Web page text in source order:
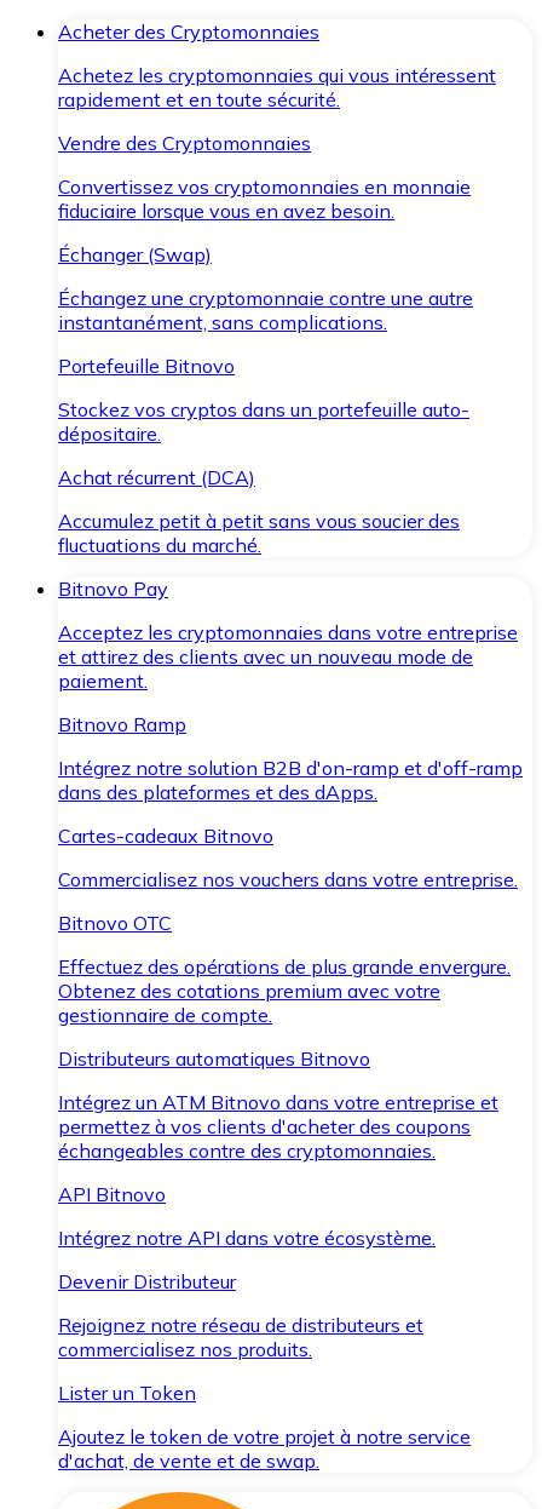
Acheter des Cryptomonnaies
Achetez les cryptomonnaies qui vous intéressent
rapidement et en toute sécurité.
Vendre des Cryptomonnaies
Convertissez vos cryptomonnaies en monnaie
fiduciaire lorsque vous en avez besoin.
Échanger (Swap)
Échangez une cryptomonnaie contre une autre
instantanément, sans complications.
Portefeuille Bitnovo
Stockez vos cryptos dans un portefeuille auto-
dépositaire.
Achat récurrent (DCA)
Accumulez petit à petit sans vous soucier des
fluctuations du marché.
Bitnovo Pay
Acceptez les cryptomonnaies dans votre entreprise
et attirez des clients avec un nouveau mode de
paiement.
Bitnovo Ramp
Intégrez notre solution B2B d'on-ramp et d'off-ramp
dans des plateformes et des dApps.
Cartes-cadeaux Bitnovo
Commercialisez nos vouchers dans votre entreprise.
Bitnovo OTC
Effectuez des opérations de plus grande envergure.
Obtenez des cotations premium avec votre
gestionnaire de compte.
Distributeurs automatiques Bitnovo
Intégrez un ATM Bitnovo dans votre entreprise et
permettez à vos clients d'acheter des coupons
échangeables contre des cryptomonnaies.
API Bitnovo
Intégrez notre API dans votre écosystème.
Devenir Distributeur
Rejoignez notre réseau de distributeurs et
commercialisez nos produits.
Lister un Token
Ajoutez le token de votre projet à notre service
d'achat, de vente et de swap.